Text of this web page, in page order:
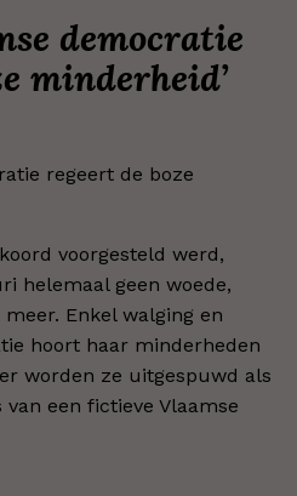
democratie
minderheid’
voorgesteld werd,
helemaal geen woede,
Enkel walging en
hoort haar minderheden
worden ze uitgespuwd als
een fictieve Vlaamse